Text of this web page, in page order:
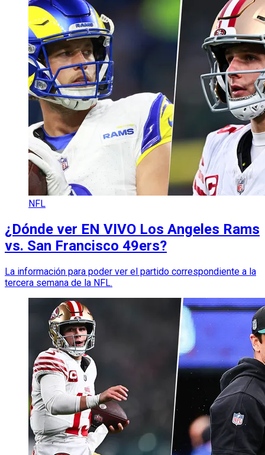
NFL
¿Dónde ver EN VIVO Los Angeles Rams
vs. San Francisco 49ers?
La información para poder ver el partido correspondiente a la
tercera semana de la NFL.